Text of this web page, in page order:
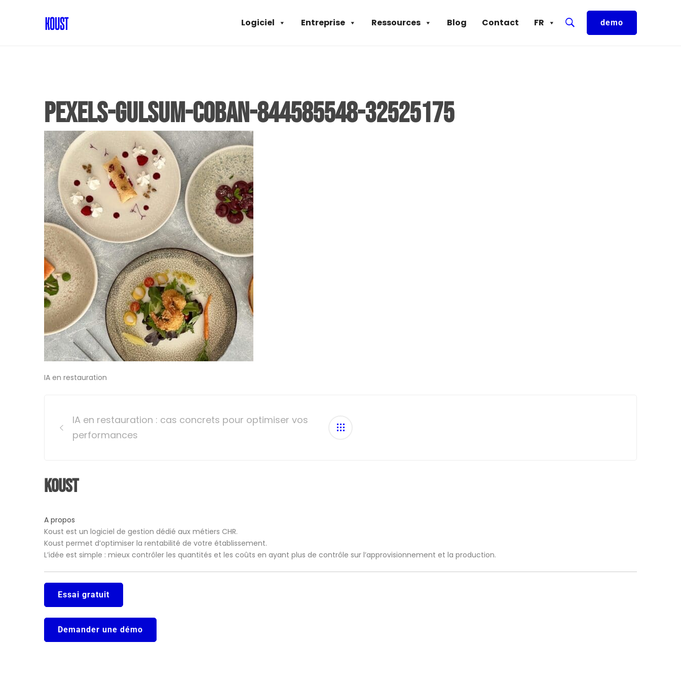
FR
Contact
Blog
Ressources
Entreprise
Logiciel demo
pexels-gulsum-coban-844585548-32525175
IA en restauration
navigation
IA en restauration : cas concrets pour optimiser vos
performances
Koust
A propos
Koust est un logiciel de gestion dédié aux métiers CHR.
Koust permet d’optimiser la rentabilité de votre établissement.
L’idée est simple : mieux contrôler les quantités et les coûts en ayant plus de contrôle sur l’approvisionnement et la production.
Essai gratuit
Demander une démo